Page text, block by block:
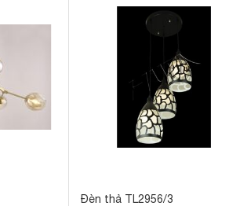
Đèn thả TL2956/3